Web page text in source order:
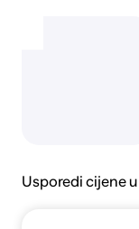
Usporedi cijene